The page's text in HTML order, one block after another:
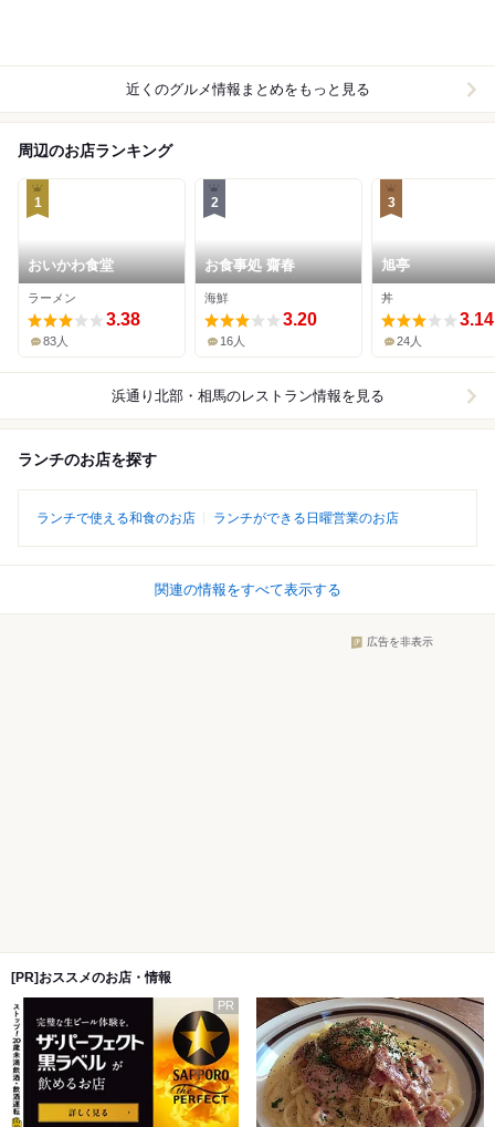
近くのグルメ情報まとめをもっと見る
周辺のお店ランキング
1
おいかわ食堂
ラーメン
3.38
83人
2
お食事処 齋春
海鮮
3.20
16人
3
旭亭
丼
3.14
24人
浜通り北部・相馬のレストラン情報を見る
ランチのお店を探す
ランチで使える和食のお店 ランチができる日曜営業のお店
関連の情報をすべて表示する
広告を非表示
[PR]おススメのお店・情報
PR